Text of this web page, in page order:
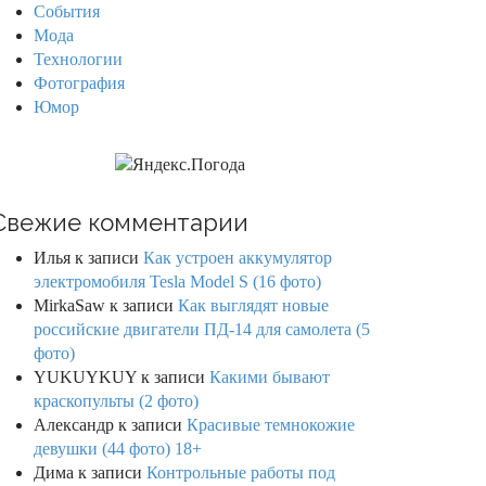
События
Мода
Технологии
Фотография
Юмор
комментарии
Илья к записи Как устроен аккумулятор
электромобиля Tesla Model S (16 фото)
MirkaSaw к записи Как выглядят новые
российские двигатели ПД-14 для самолета (5
фото)
YUKUYKUY к записи Какими бывают
краскопульты (2 фото)
Александр к записи Красивые темнокожие
девушки (44 фото) 18+
Дима к записи Контрольные работы под